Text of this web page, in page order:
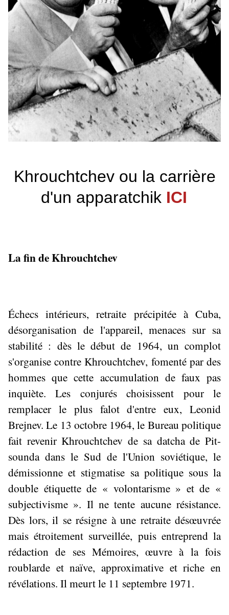
Khrouchtchev ou la carrière
d'un apparatchik ICI
La fin de Khrouchtchev
Échecs intérieurs, retraite précipitée à Cuba,
désorganisation de l'appareil, menaces sur sa
stabilité : dès le début de 1964, un complot
s'organise contre Khrouchtchev, fomenté par des
hommes que cette accumulation de faux pas
inquiète. Les conjurés choisissent pour le
remplacer le plus falot d'entre eux, Leonid
Brejnev. Le 13 octobre 1964, le Bureau politique
fait revenir Khrouchtchev de sa datcha de Pit-
sounda dans le Sud de l'Union soviétique, le
démissionne et stigmatise sa politique sous la
double étiquette de « volontarisme » et de «
subjectivisme ». Il ne tente aucune résistance.
Dès lors, il se résigne à une retraite désœuvrée
mais étroitement surveillée, puis entreprend la
rédaction de ses Mémoires, œuvre à la fois
roublarde et naïve, approximative et riche en
révélations. Il meurt le 11 septembre 1971.